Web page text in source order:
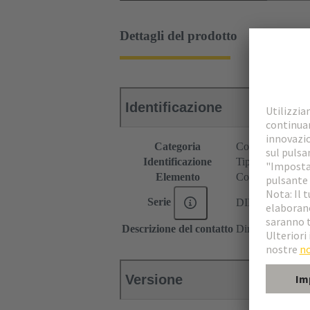
Dettagli del prodotto
Identificazione
Categoria
Connettori
Identificazione
Tipo B
Elemento
Connettore
Serie DIN 41612
Descrizione del contatto Diritto
Versione